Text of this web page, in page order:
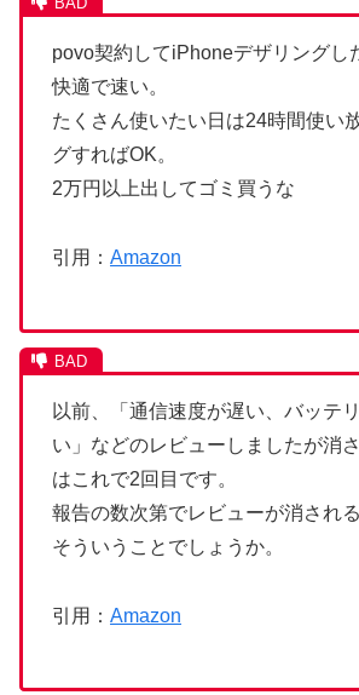
povo契約してiPhoneデザリングし
快適で速い。
たくさん使いたい日は24時間使い
グすればOK。
2万円以上出してゴミ買うな
引用： Amazon
以前、「通信速度が遅い、バッテ
い」などのレビューしましたが消
はこれで2回目です。
報告の数次第でレビューが消され
そういうことでしょうか。
引用： Amazon